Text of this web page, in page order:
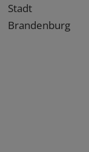
Stadt
Brandenburg